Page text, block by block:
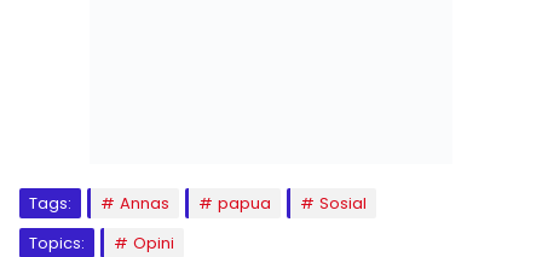
Tags: Annas papua
Sosial
Topics:
Opini